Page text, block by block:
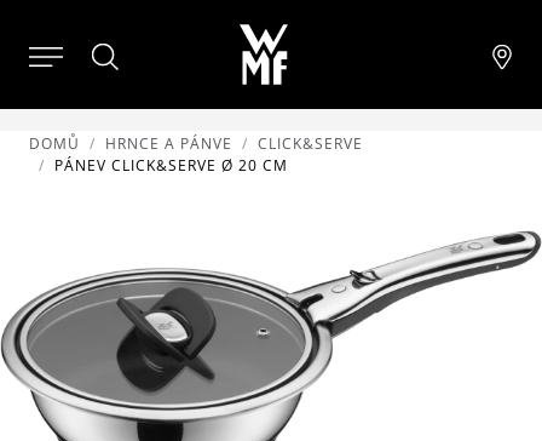
DOMŮ HRNCE A PÁNVE
CLICK&SERVE
PÁNEV CLICK&SERVE Ø 20 CM